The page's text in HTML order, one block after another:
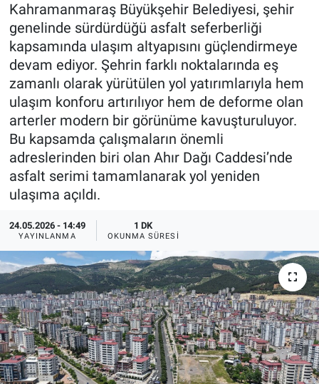
Kahramanmaraş Büyükşehir Belediyesi, şehir
genelinde sürdürdüğü asfalt seferberliği
kapsamında ulaşım altyapısını güçlendirmeye
devam ediyor. Şehrin farklı noktalarında eş
zamanlı olarak yürütülen yol yatırımlarıyla hem
ulaşım konforu artırılıyor hem de deforme olan
arterler modern bir görünüme kavuşturuluyor.
Bu kapsamda çalışmaların önemli
adreslerinden biri olan Ahır Dağı Caddesi’nde
asfalt serimi tamamlanarak yol yeniden
ulaşıma açıldı.
24.05.2026 - 14:49
YAYINLANMA
1 DK
OKUNMA SÜRESI
Spor
Kültür Sanat
Sağlık
TEKNOLOJİ
Dünya
Bilim, Teknoloji
ASAYİŞ
ÇEVRE
Tüm Manşetler
Son Dakika Haberleri
Haber Arşivi